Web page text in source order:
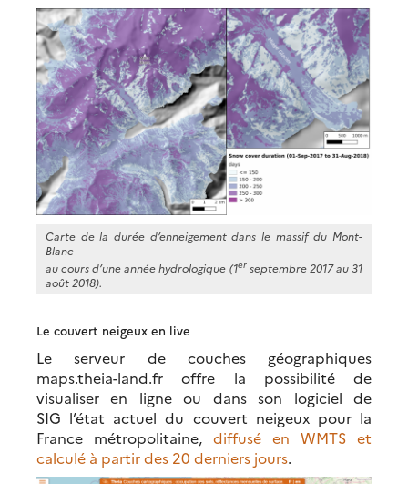
Carte de la durée d’enneigement dans le massif du Mont-
Blanc
au cours d’une année hydrologique (1erseptembre 2017 au 31
août 2018).
Le couvert neigeux en live
Le serveur de couches géographiques
maps.theia-land.fr offre la possibilité de
visualiser en ligne ou dans son logiciel de
SIG l’état actuel du couvert neigeux pour la
France métropolitaine, diffusé en WMTS et
calculé à partir des 20 derniers jours.